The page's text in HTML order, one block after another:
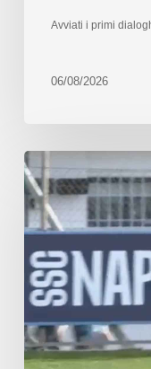
Avviati i primi
06/08/2026